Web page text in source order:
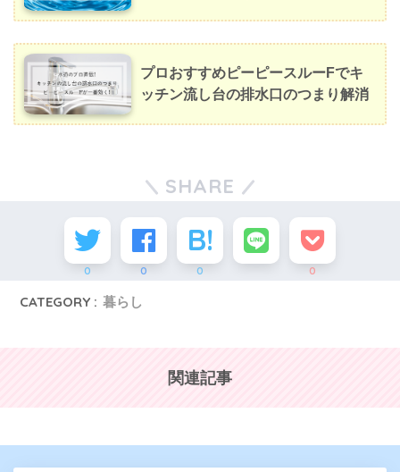
プロおすすめピーピースルーFでキ
ッチン流し台の排水口のつまり解消
SHARE
0 0 0 0
CATEGORY : 暮らし
関連記事